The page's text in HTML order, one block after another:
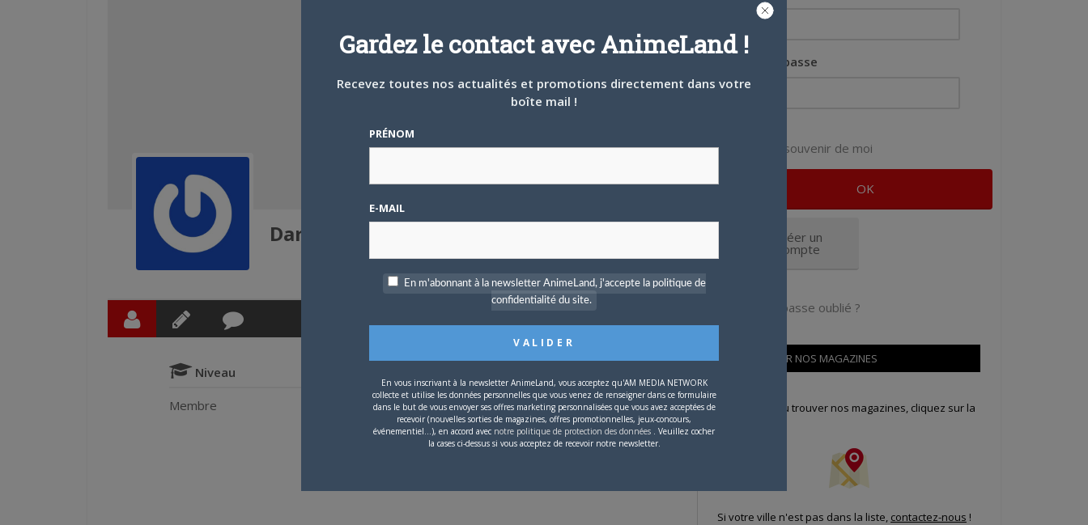
Darkmol
Niveau
Membre
Mot de passe
Se souvenir de moi
Créer un
compte
Mot de passe oublié ?
OÙ TROUVER NOS MAGAZINES
Pour savoir où trouver nos magazines, cliquez sur la
Si votre ville n'est pas dans la liste, contactez-nous !
Gardez le contact avec AnimeLand !
Recevez toutes nos actualités et promotions directement dans votre
boîte mail !
PRÉNOM
E-MAIL
En m'abonnant à la newsletter AnimeLand, j'accepte la politique de
confidentialité du site.
En vous inscrivant à la newsletter AnimeLand, vous acceptez qu'AM MEDIA NETWORK
collecte et utilise les données personnelles que vous venez de renseigner dans ce formulaire
dans le but de vous envoyer ses offres marketing personnalisées que vous avez acceptées de
recevoir (nouvelles sorties de magazines, offres promotionnelles, jeux-concours,
événementiel...), en accord avec notre politique de protection des données . Veuillez cocher
la cases ci-dessus si vous acceptez de recevoir notre newsletter.